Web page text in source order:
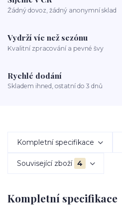
Žádný dovoz, žádný anonymní sklad
Vydrží víc než sezónu
Kvalitní zpracování a pevné švy
Rychlé dodání
Skladem ihned, ostatní do 3 dnů
Kompletní specifikace
Související zboží 4
Kompletní specifikace